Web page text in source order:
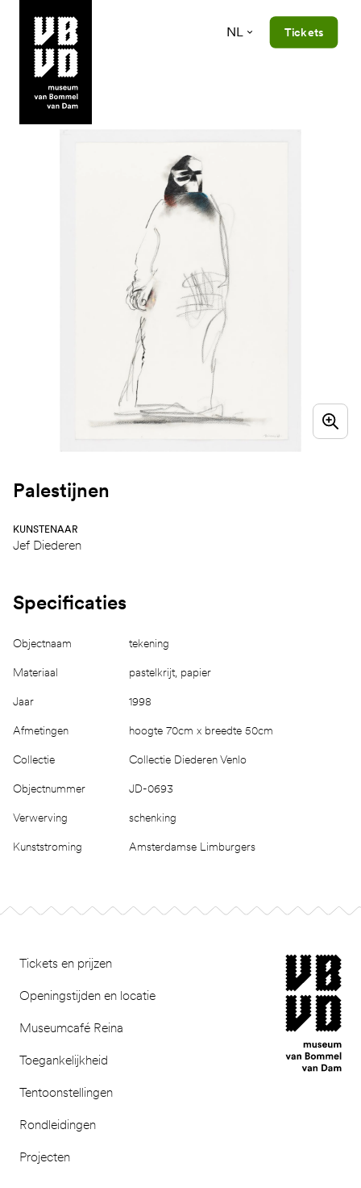
museum van Bommel van Dam
NL Tickets
Palestijnen
KUNSTENAAR
Jef Diederen
Specificaties
Objectnaam tekening
Materiaal pastelkrijt, papier
Jaar 1998
Afmetingen hoogte 70cm x breedte 50cm
Collectie Collectie Diederen Venlo
Objectnummer JD-0693
Verwerving schenking
Kunststroming Amsterdamse Limburgers
Tickets en prijzen
Openingstijden en locatie
Museumcafé Reina
Toegankelijkheid
Tentoonstellingen
Rondleidingen
Projecten
museum van